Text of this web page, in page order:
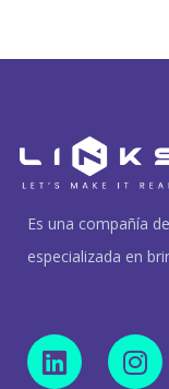
Es una compañía
especializada en